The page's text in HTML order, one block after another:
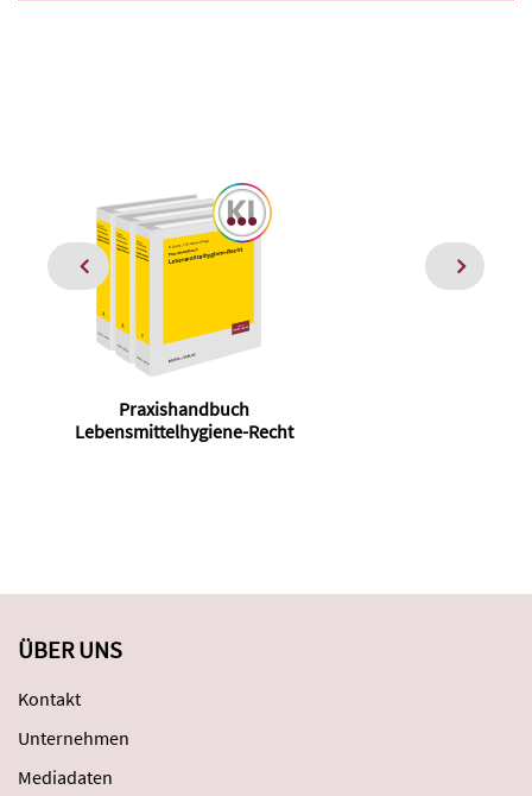
Praxishandbuch
Lebensmittelhygiene-Recht
ÜBER UNS
Kontakt
Unternehmen
Mediadaten